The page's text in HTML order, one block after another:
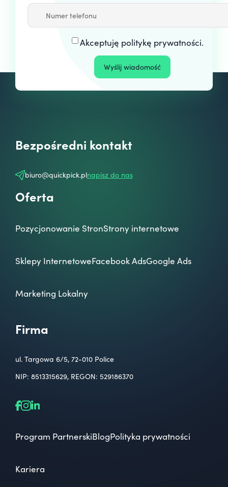
Akceptuję politykę prywatności.
Bezpośredni kontakt
biuro@quickpick.plnapisz do nas
Oferta
Pozycjonowanie StronStrony internetowe
Sklepy InternetoweFacebook AdsGoogle Ads
Marketing Lokalny
Firma
ul. Targowa 6/5, 72-010 Police
NIP: 8513315629, REGON: 529186370
Program PartnerskiBlogPolityka prywatności
Kariera